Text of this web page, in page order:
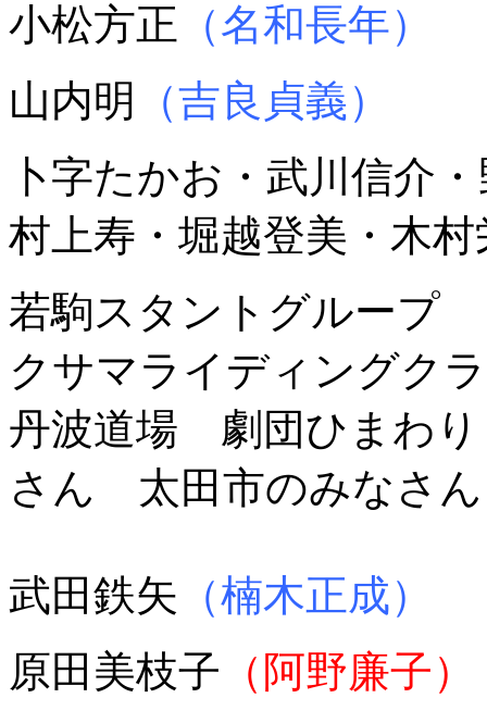
小松方正 （名和長年）
山内明
（吉良貞義）
卜字たかお・武川信介
村上寿・堀越登美・木村
若駒スタントグルー
クサマライディング
丹波道場 劇団ひまわ
さん 太田市のみなさん
武田鉄矢 （楠木正成）
原田美枝子 （阿野廉子）